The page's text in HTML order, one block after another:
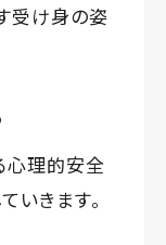
受け身の姿
心理的安全
いきます。